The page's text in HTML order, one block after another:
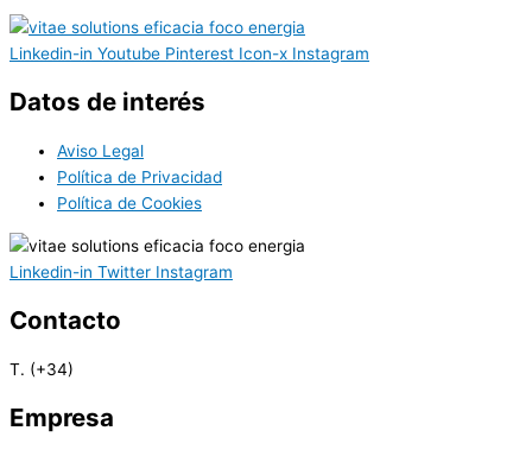
Linkedin-in Youtube Pinterest Icon-x Instagram
Datos de interés
Aviso Legal
Política de Privacidad
Política de Cookies
Linkedin-in Twitter Instagram
Contacto
T. (+34)
Empresa